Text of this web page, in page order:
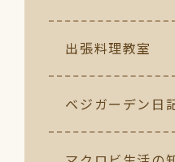
出張料理教室
ベジガーデン日